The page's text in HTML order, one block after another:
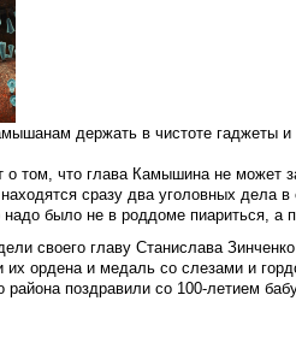
держать в чистоте гаджеты
о том, что глава Камышина не может
сразу два уголовных дела
было не в роддоме пиариться, а
своего главу Станислава Зинченко
их ордена и медаль со слезами и
поздравили со 100-летием